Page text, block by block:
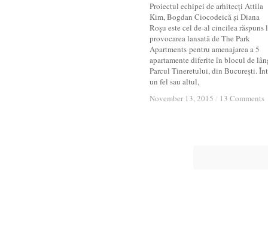
Proiectul echipei de arhitecți Attila
Kim, Bogdan Ciocodeică și Diana
Roșu este cel de-al cincilea răspuns
provocarea lansată de The Park
Apartments pentru amenajarea a 5
apartamente diferite în blocul de
Parcul Tineretului, din București.
un fel sau altul,
November 13, 2015 / 13 Comments
November 13, 2015 / 13 Comments